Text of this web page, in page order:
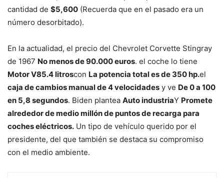
cantidad de $5,600 (Recuerda que en el pasado era un
número desorbitado).
En la actualidad, el precio del Chevrolet Corvette Stingray
de 1967 No menos de 90.000 euros. el coche lo tiene
Motor V85.4 litroscon La potencia total es de 350 hp.el
caja de cambios manual de 4 velocidades y ve De 0 a 100
en 5,8 segundos. Biden plantea Auto industriaY Promete
alrededor de medio millón de puntos de recarga para
coches eléctricos. Un tipo de vehículo querido por el
presidente, del que también se destaca su compromiso
con el medio ambiente.